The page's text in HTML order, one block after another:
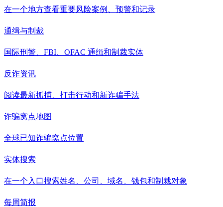
在一个地方查看重要风险案例、预警和记录
通缉与制裁
国际刑警、FBI、OFAC 通缉和制裁实体
反诈资讯
阅读最新抓捕、打击行动和新诈骗手法
诈骗窝点地图
全球已知诈骗窝点位置
实体搜索
在一个入口搜索姓名、公司、域名、钱包和制裁对象
每周简报